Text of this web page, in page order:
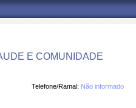
E COMUNIDADE
Telefone/Ramal: Não informado